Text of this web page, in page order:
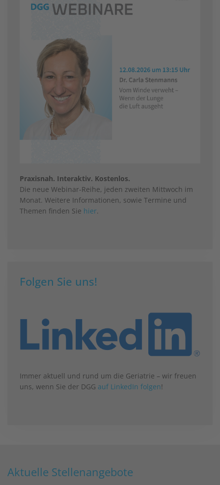
Praxisnah. Interaktiv. Kostenlos.
Die neue Webinar-Reihe, jeden zweiten Mittwoch im
Monat. Weitere Informationen, sowie Termine und
Themen finden Sie hier.
Folgen Sie uns!
Immer aktuell und rund um die Geriatrie – wir freuen
uns, wenn Sie der DGG auf LinkedIn folgen!
Aktuelle Stellenangebote